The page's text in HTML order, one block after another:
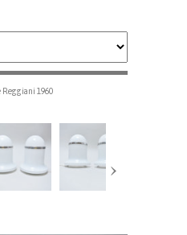
Reggiani 1960
›